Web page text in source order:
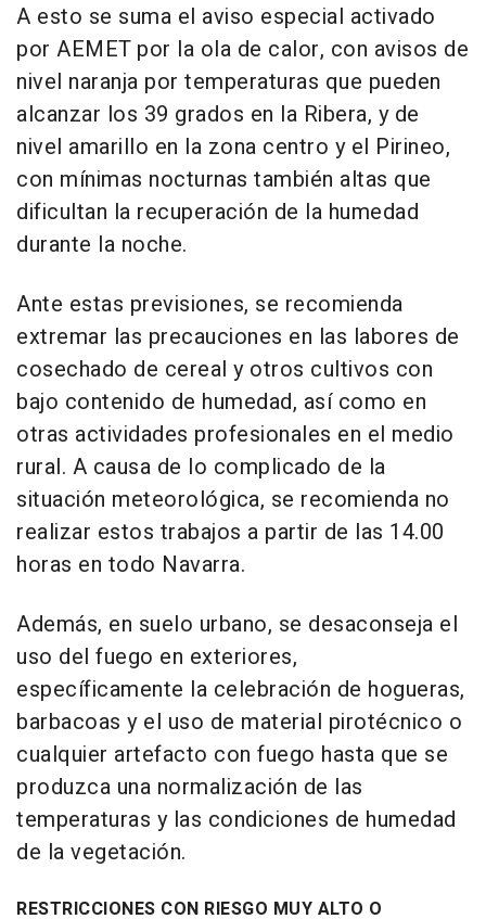
A esto se suma el aviso especial activado
por AEMET por la ola de calor, con avisos de
nivel naranja por temperaturas que pueden
alcanzar los 39 grados en la Ribera, y de
nivel amarillo en la zona centro y el Pirineo,
con mínimas nocturnas también altas que
dificultan la recuperación de la humedad
durante la noche.
Ante estas previsiones, se recomienda
extremar las precauciones en las labores de
cosechado de cereal y otros cultivos con
bajo contenido de humedad, así como en
otras actividades profesionales en el medio
rural. A causa de lo complicado de la
situación meteorológica, se recomienda no
realizar estos trabajos a partir de las 14.00
horas en todo Navarra.
Además, en suelo urbano, se desaconseja el
uso del fuego en exteriores,
específicamente la celebración de hogueras,
barbacoas y el uso de material pirotécnico o
cualquier artefacto con fuego hasta que se
produzca una normalización de las
temperaturas y las condiciones de humedad
de la vegetación.
RESTRICCIONES CON RIESGO MUY ALTO O